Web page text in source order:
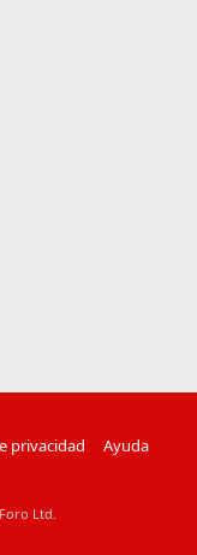
privacidad
Ayuda
Ltd.